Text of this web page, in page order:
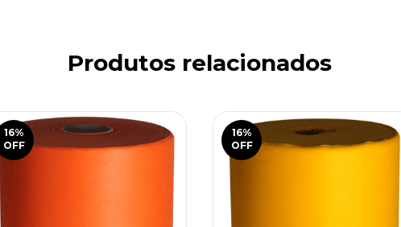
Produtos relacionados
16%
OFF
16%
OFF